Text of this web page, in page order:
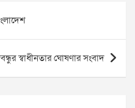
স্বাধীনতার ঘোষণার সংবাদ